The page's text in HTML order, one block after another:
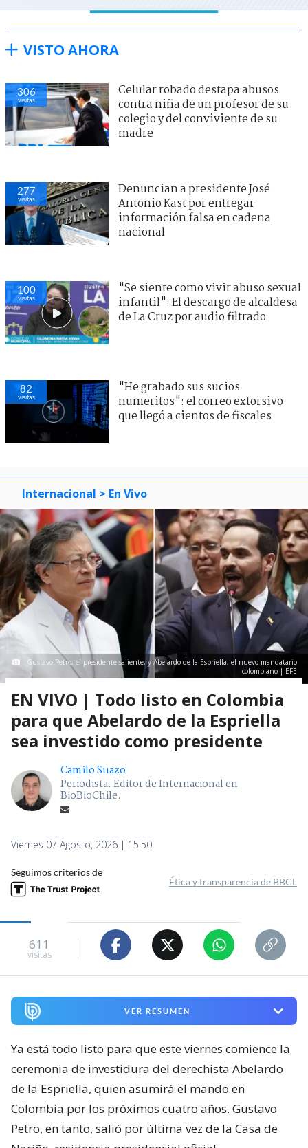
VISTO AHORA
306
visitas
Celular robado destapa abusos
contra niña de un profesor de su
colegio y del conviviente de su
madre
277
visitas
Denuncian a presidente José
Antonio Kast por entregar
información falsa en cadena
nacional
100
visitas
"Se siente como vivir abuso sexual
infantil": El descargo de alcaldesa
de La Cruz por audio filtrado
82
visitas
"He grabado sus sucios
numeritos": el correo extorsivo
que llegó a cientos de fiscales
Internacional > En Vivo
Gustavo Petro, el presidente saliente, y Abelardo de la Espriella, el nuevo mandatario
colombiano | EFE
EN VIVO | Todo listo en Colombia
para que Abelardo de la Espriella
sea investido como presidente
Camilo Suazo
Periodista. Editor de Internacional en
BioBioChile.
Viernes 07 Agosto, 2026 | 15:50
Seguimos criterios de
Ética y transparencia de BBCL
611
visitas
VER RESUMEN
Ya está todo listo para que este viernes comience la
ceremonia de investidura del derechista Abelardo
de la Espriella, quien asumirá el mando en
Colombia por los próximos cuatro años. Gustavo
Petro, en tanto, salió por última vez de la Casa de